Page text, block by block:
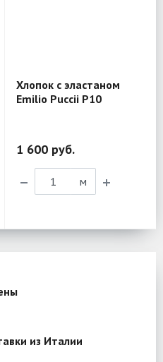
Хлопок с эластаном
Emilio Puccii P10
1 600 руб.
м
из Италии